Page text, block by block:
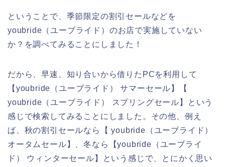
ということで、季節限定の割引セールなどを
youbride（ユーブライド）のお店で実施していない
か？を調べてみることにしました！
だから、早速、知り合いから借りたPCを利用して
【youbride（ユーブライド） サマーセール】【
youbride（ユーブライド） スプリングセール】という
感じで検索してみることにしました。その他、例え
ば、秋の割引セールなら【 youbride（ユーブライド）
オータムセール】、冬なら【youbride（ユーブライ
ド） ウィンターセール】という感じで、とにかく思い